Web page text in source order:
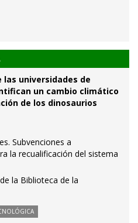
universidades de
un cambio climático
de los dinosaurios
Subvenciones a
la recualificación del sistema
la Biblioteca de la